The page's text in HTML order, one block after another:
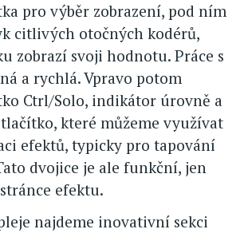
pro výběr zobrazení, pod ním
citlivých otočných kodérů,
zobrazí svoji hodnotu. Práce s
a rychlá. Vpravo potom
Ctrl/Solo, indikátor úrovně a
které můžeme využívat
efektů, typicky pro tapování
dvojice je ale funkční, jen
efektu.
najdeme inovativní sekci